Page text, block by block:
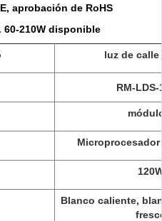
aprobación de RoHS
60-210W disponible
luz de calle
RM-LDS-
Blanco caliente,